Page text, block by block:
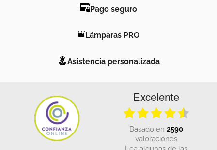
Pago seguro
Lámparas PRO
Asistencia personalizada
Excelente
basado en 2590
valoraciones
Lea algunas de las